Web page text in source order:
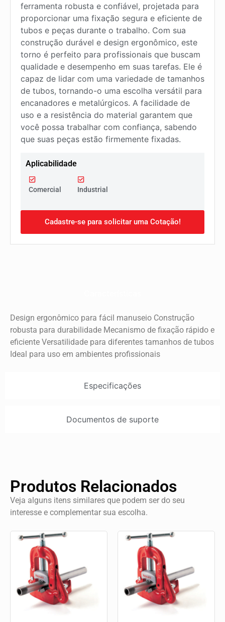
ferramenta robusta e confiável, projetada para
proporcionar uma fixação segura e eficiente de
tubos e peças durante o trabalho. Com sua
construção durável e design ergonômico, este
torno é perfeito para profissionais que buscam
qualidade e desempenho em suas tarefas. Ele é
capaz de lidar com uma variedade de tamanhos
de tubos, tornando-o uma escolha versátil para
encanadores e metalúrgicos. A facilidade de
uso e a resistência do material garantem que
você possa trabalhar com confiança, sabendo
que suas peças estão firmemente fixadas.
Aplicabilidade
Comercial Industrial
Cadastre-se para solicitar uma Cotação!
Especificações
Documentos de suporte
Design ergonômico para fácil manuseio Construção
robusta para durabilidade Mecanismo de fixação rápido e
eficiente Versatilidade para diferentes tamanhos de tubos
Ideal para uso em ambientes profissionais
Produtos Relacionados
Veja alguns itens similares que podem ser do seu
interesse e complementar sua escolha.